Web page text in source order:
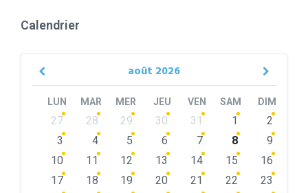
Calendrier
août 2026
Previous
LUN MAR MER JEU VEN SAM DIM
Skip
calendar
27 28 29 30 31 1
2
3
4 5 6 7 8
9
10
11 12 13 14 15
16
17
18 19 20 21 22
23